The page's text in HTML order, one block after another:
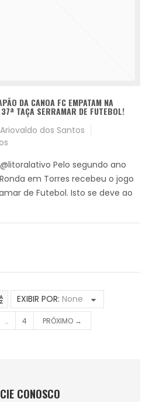
DA CANOA FC EMPATAM NA
TAÇA SERRAMAR DE FUTEBOL!
Ariovaldo dos Santos
Pelo segundo ano
em Torres recebeu o jogo
de Futebol. Isto se deve ao
EXIBIR POR: None
… 4 PRÓXIMO →
CONOSCO